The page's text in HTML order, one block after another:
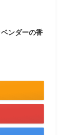
ンダーの香